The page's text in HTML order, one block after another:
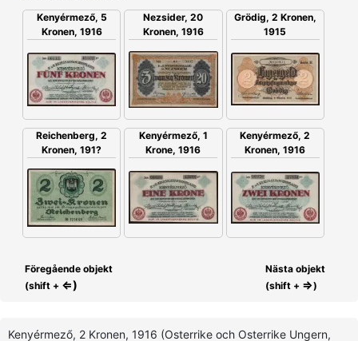
Kenyérmező, 5
Kronen, 1916
Nezsider, 20
Kronen, 1916
Grödig, 2 Kronen,
1915
Reichenberg, 2
Kronen, 191?
Kenyérmező, 1
Krone, 1916
Kenyérmező, 2
Kronen, 1916
Föregående objekt
(shift + ⇐)
Nästa objekt
(shift + ⇒)
Kenyérmező, 2 Kronen, 1916 (Osterrike och Osterrike Ungern,